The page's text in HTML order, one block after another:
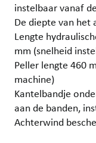
instelbaar vanaf
De diepte van het
Lengte
mm (snelheid
Peller lengte 460
machine)
Kantelbandje
aan de banden,
Achterwind